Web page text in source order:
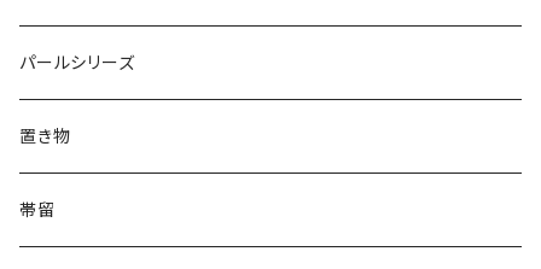
リング
Square
てんとう虫
pattern
Square
Bubble
鳥
Animal
うさぎ
パンダ
鏡
Pattern
犬
鏡
Pattern
house
てんとう虫
Food
Pattern
Round
てんとう虫
animal
パールシリーズ
置き物
帯留